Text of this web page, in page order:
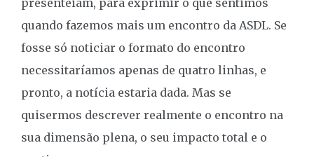
presenteiam, para exprimir o que sentimos
quando fazemos mais um encontro da ASDL. Se
fosse só noticiar o formato do encontro
necessitaríamos apenas de quatro linhas, e
pronto, a notícia estaria dada. Mas se
quisermos descrever realmente o encontro na
sua dimensão plena, o seu impacto total e o